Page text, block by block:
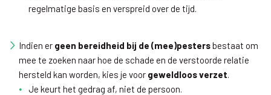
regelmatige basis en verspreid over de tijd.
Indien er geen bereidheid bij de (mee)pestersbestaat om
mee te zoeken naar hoe de schade en de verstoorde relatie
hersteld kan worden, kies je voor geweldloos verzet.
Je keurt het gedrag af, niet de persoon.